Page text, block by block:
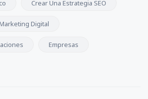
Crear Una Estrategia SEO
Digital
Empresas